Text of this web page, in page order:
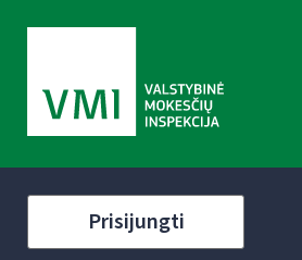
Prisijungti